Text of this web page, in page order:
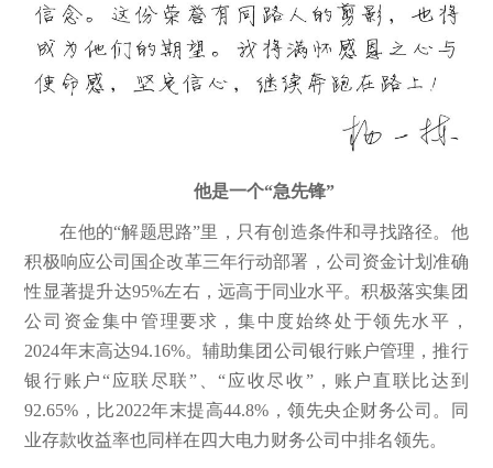
他是一个“急先锋”
在他的“解题思路”里，只有创造条件和寻找路径。他
积极响应公司国企改革三年行动部署，公司资金计划准确
性显著提升达95%左右，远高于同业水平。积极落实集团
公司资金集中管理要求，集中度始终处于领先水平，
2024年末高达94.16%。辅助集团公司银行账户管理，推行
银行账户“应联尽联”、“应收尽收”，账户直联比达到
92.65%，比2022年末提高44.8%，领先央企财务公司。同
业存款收益率也同样在四大电力财务公司中排名领先。